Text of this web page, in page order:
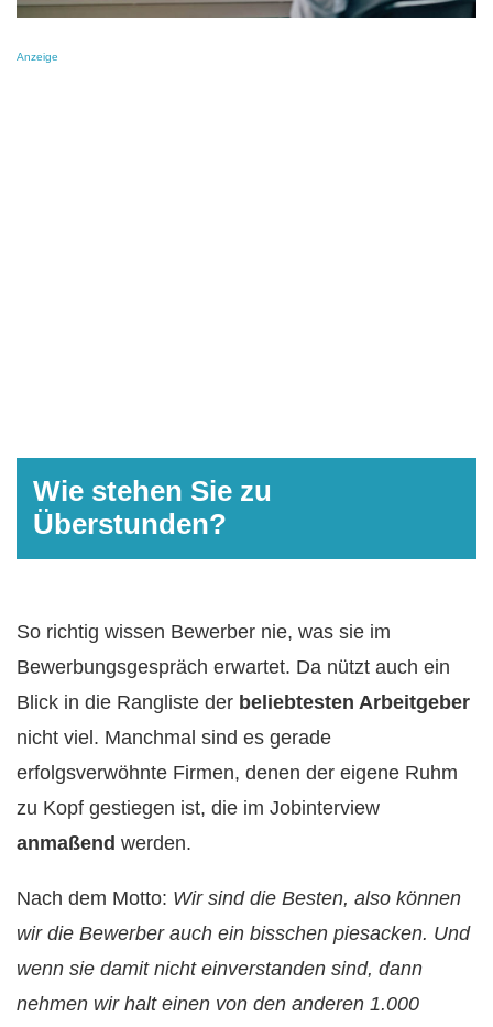
Anzeige
Wie stehen Sie zu
Überstunden?
So richtig wissen Bewerber nie, was sie im
Bewerbungsgespräch erwartet. Da nützt auch ein
Blick in die Rangliste der beliebtesten Arbeitgeber
nicht viel. Manchmal sind es gerade
erfolgsverwöhnte Firmen, denen der eigene Ruhm
zu Kopf gestiegen ist, die im Jobinterview
anmaßend werden.
Nach dem Motto: Wir sind die Besten, also können
wir die Bewerber auch ein bisschen piesacken. Und
wenn sie damit nicht einverstanden sind, dann
nehmen wir halt einen von den anderen 1.000